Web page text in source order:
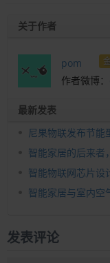
关于作者
pom
作者微博：
最新发表
尼果物联发布节能
智能家居的后来者
智能物联网芯片设
智能家居与室内空
发表评论